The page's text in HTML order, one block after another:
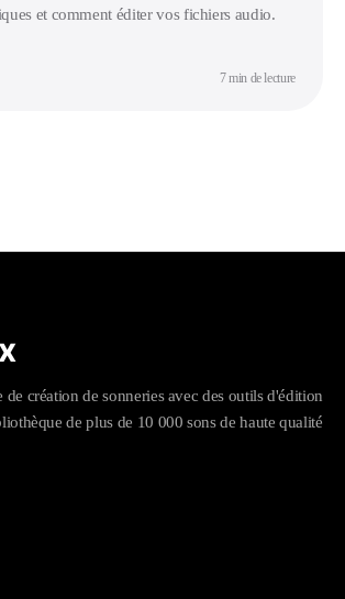
et comment éditer vos fichiers audio.
7 min de lecture
création de sonneries avec des outils d'édition
de plus de 10 000 sons de haute qualité